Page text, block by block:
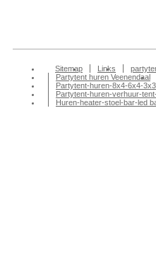
Sitemap Links
Partytent huren Veenendaal
Partytent-huren-8x4-6x4-
Partytent-huren-verhuur-
Huren-heater-stoel-bar-led